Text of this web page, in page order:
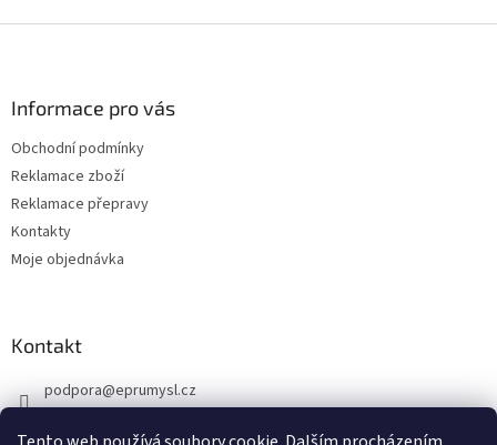
i
Informace pro vás
Obchodní podmínky
Reklamace zboží
Reklamace přepravy
Kontakty
Moje objednávka
Kontakt
podpora@eprumysl.cz